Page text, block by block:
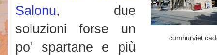
cumhuryiet
Salonu, due
soluzioni forse un
po' spartane e più